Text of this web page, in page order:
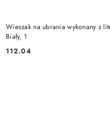
Wieszak na ubrania wykonany z
Biały, 1
Cena:
112.04